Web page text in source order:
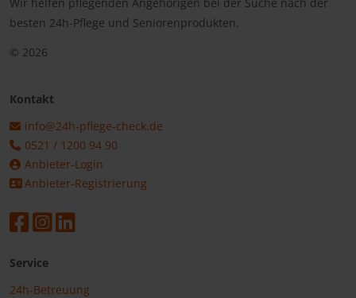
besten 24h-Pflege und Seniorenprodukten.
© 2026
Kontakt
info@24h-pflege-check.de
0521 / 1200 94 90
Anbieter-Login
Anbieter-Registrierung
Service
24h-Betreuung